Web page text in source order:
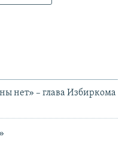
нет» – глава Избиркома